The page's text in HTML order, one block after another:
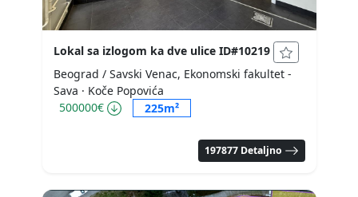
Lokal sa izlogom ka dve ulice ID#10219
Beograd / Savski Venac, Ekonomski fakultet -
Sava · Koče Popovića
500000€
225m²
197877 Detaljno